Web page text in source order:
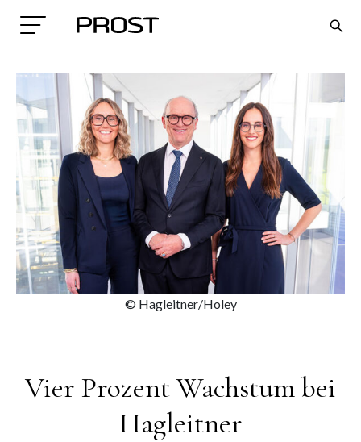
Search
© Hagleitner/Holey
Vier Prozent Wachstum bei
Hagleitner